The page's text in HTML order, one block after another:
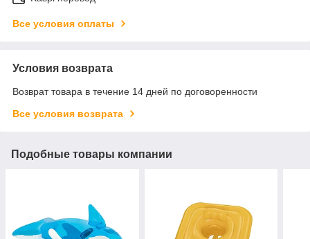
Все условия оплаты
Условия возврата
Возврат товара в течение 14 дней по договоренности
Все условия возврата
Подобные товары компании